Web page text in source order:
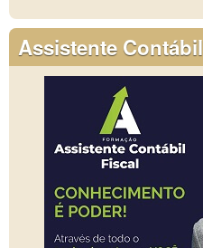
Assistente Contábil